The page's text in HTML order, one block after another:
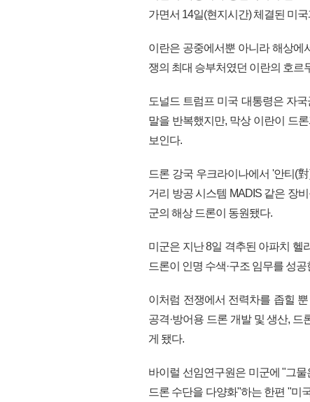
가면서 14일(현지시간) 체결된 미
이란은 공중에서뿐 아니라 해상에
쟁의 최대 승부처였던 이란의 호르
도널드 트럼프 미국 대통령은 자
말을 반복했지만, 막상 이란이 드
보인다.
드론 강국 우크라이나에서 '안티(
거리 방공 시스템 MADIS 같은 장
군의 해상 드론이 동원됐다.
미군은 지난 8일 격추된 아파치 헬
드론이 인명 수색·구조 임무를 성
이처럼 전쟁에서 전력차를 좁힐
공격·방어용 드론 개발 및 생산,
게 됐다.
바이럴 선임연구원은 미군에 "그
드론 수단을 다양화"하는 한편 "미